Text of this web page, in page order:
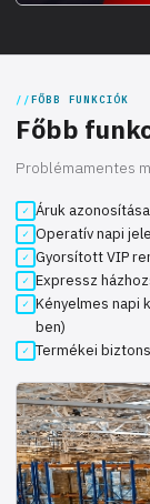
FŐBB FUNKCIÓK
Főbb
Problémamentes
Áruk
Operatív napi
Gyorsított VIP
Expressz
Kényelmes napi
ben)
Termékei